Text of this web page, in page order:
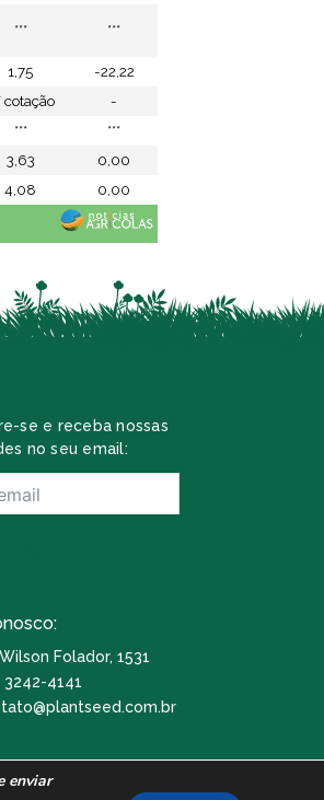
*** ***
1,75
-22,22
-
***
***
3,63
0,00
4,08
0,00
se e receba nossas
no seu email:
Folador, 1531
3242-4141
enviar